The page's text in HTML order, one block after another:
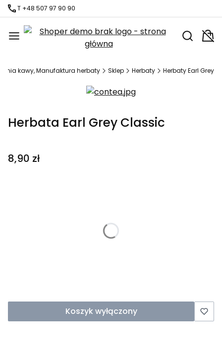
T +48 507 97 90 90
Otwórz
kawy, Manufaktura herbaty Sklep Herbaty Herbaty Earl Grey
Herbata Earl Grey Classic
Cena
8,90 zł
Koszyk wyłączony